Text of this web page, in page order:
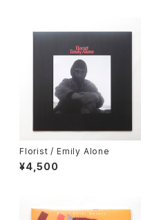
Florist / Emily Alone
¥4,500